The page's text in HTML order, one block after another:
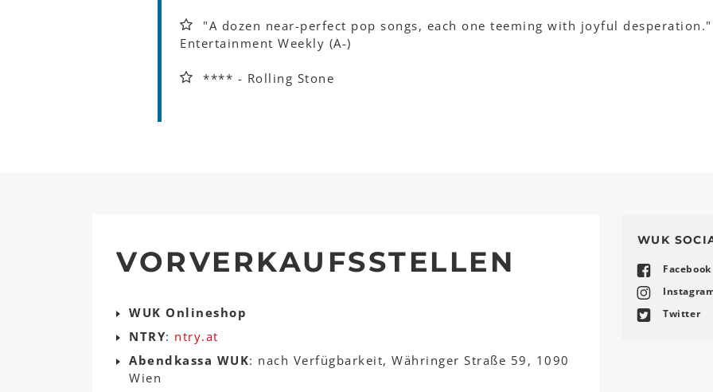
"A dozen near-perfect pop songs, each one teeming with joyful
Entertainment Weekly (A-)
**** - Rolling Stone
VORVERKAUFSSTELLEN
WUK Onlineshop
NTRY: ntry.at
Abendkassa WUK: nach Verfügbarkeit, Währinger Straße 59, 1090
Wien
WUK
Facebook
Twitter